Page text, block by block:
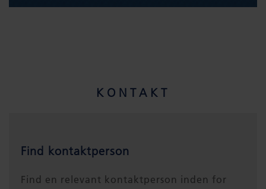
KONTAKT
Find kontaktperson
Find en relevant kontaktperson inden for